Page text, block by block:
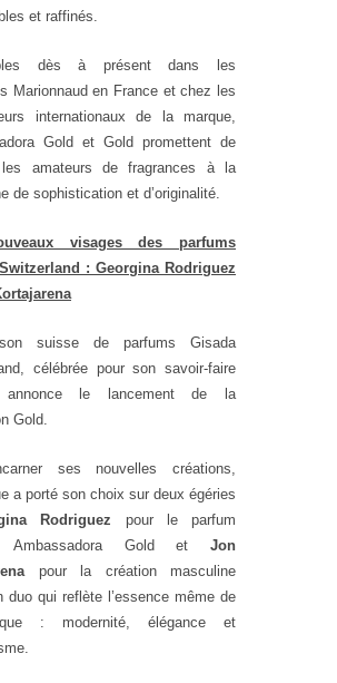
et raffinés.
dès à présent dans les
Marionnaud en France et chez les
internationaux de la marque,
Gold et Gold promettent de
les amateurs de fragrances à la
de sophistication et d’originalité.
visages des parfums
: Georgina Rodriguez
suisse de parfums Gisada
célébrée pour son savoir-faire
annonce le lancement de la
Gold.
ses nouvelles créations,
a porté son choix sur deux égéries
Rodriguez pour le parfum
Ambassadora Gold et Jon
pour la création masculine
duo qui reflète l’essence même de
: modernité, élégance et